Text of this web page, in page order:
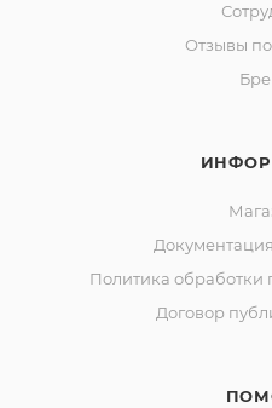
Отзывы
Политика обработки
Договор